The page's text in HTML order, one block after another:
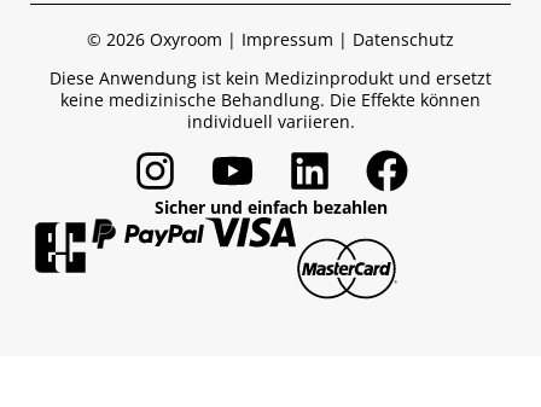
Sport
Medien & Presse
© 2026 Oxyroom | Impressum | Datenschutz
Diese Anwendung ist kein Medizinprodukt und ersetzt
keine medizinische Behandlung. Die Effekte können
individuell variieren.
Sicher und einfach bezahlen